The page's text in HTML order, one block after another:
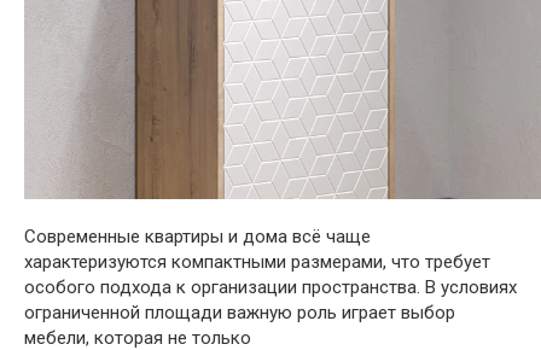
Современные квартиры и дома всё чаще
характеризуются компактными размерами, что требует
особого подхода к организации пространства. В условиях
ограниченной площади важную роль играет выбор
мебели, которая не только